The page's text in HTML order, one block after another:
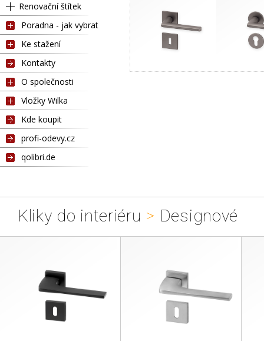
Renovační štítek
Poradna - jak vybrat
Ke stažení
Kontakty
O společnosti
Vložky Wilka
Kde koupit
profi-odevy.cz
qolibri.de
Kliky do interiéru > Designové